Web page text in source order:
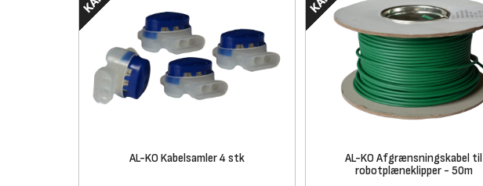
AL-KO Kabelsamler 4 stk
AL-KO Afgrænsningskabel til
robotplæneklipper - 50m